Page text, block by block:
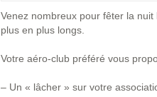
Venez nombreux pour fêter la
plus en plus longs.
Votre aéro-club préféré vous
– Un « lâcher » sur votre